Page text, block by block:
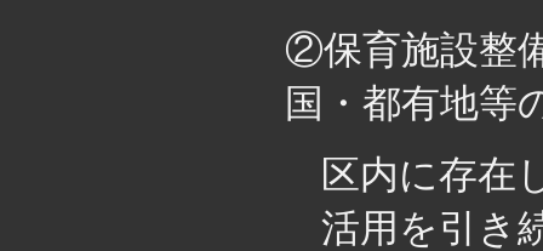
②保育施設整
国・都有地等
区内に存在
活用を引き